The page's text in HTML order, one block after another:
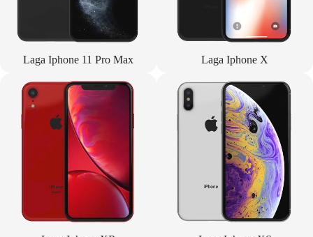
Laga Iphone 11 Pro Max Laga Iphone X